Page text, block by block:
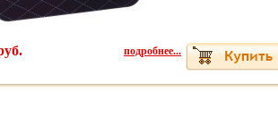
подробнее...